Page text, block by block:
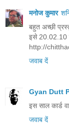
मनोज कुमार
बहुत अच्छी
इसे 20.02.10
http://
जवाब दें
Gyan Dutt
इस साल कार्ड
जवाब दें